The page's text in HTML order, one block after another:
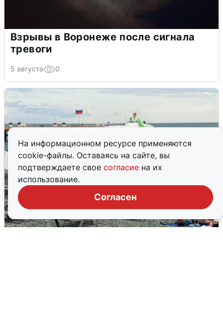
На информационном ресурсе применяются
cookie-файлы. Оставаясь на сайте, вы
подтверждаете свое согласие на их
использование.
Согласен
Взрывы в Воронеже после сигнала
тревоги
5 августа 0